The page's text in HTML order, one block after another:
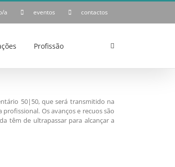
a eventos contactos
Profissão
50|50, que será transmitido na
Os avanços e recuos são
têm de ultrapassar para alcançar a